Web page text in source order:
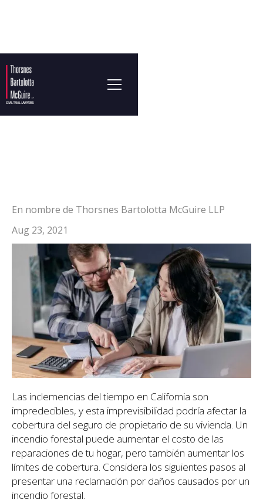
En nombre de Thorsnes Bartolotta McGuire LLP
Aug 23, 2021
Las inclemencias del tiempo en California son
impredecibles, y esta imprevisibilidad podría afectar la
cobertura del seguro de propietario de su vivienda. Un
incendio forestal puede aumentar el costo de las
reparaciones de tu hogar, pero también aumentar los
límites de cobertura. Considera los siguientes pasos al
presentar una reclamación por daños causados por un
incendio forestal.